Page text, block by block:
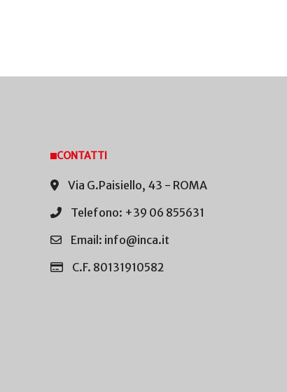
CONTATTI
Via G.Paisiello, 43 - ROMA
Telefono: +39 06 855631
Email: info@inca.it
C.F. 80131910582